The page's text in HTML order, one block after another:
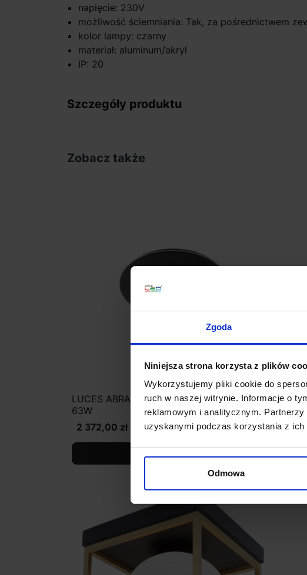
Zgoda
Niniejsza strona korzysta z plików
Wykorzystujemy pliki cookie do
ruch w naszej witrynie. Informacje o
reklamowym i analitycznym.
uzyskanymi podczas korzystania z ich
Odmowa
napięcie: 230V
możliwość ściemniania: Tak, za pośrednictwem
kolor lampy: czarny
materiał: aluminum/akryl
IP: 20
Szczegóły produktu
Zobacz także
LUCES ABRAS LE43315 lampa sufitowa
63W
2 372,00 zł
1